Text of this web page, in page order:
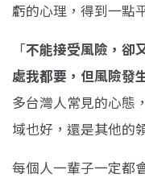
虧的心理，得到一點
「不能接受風險，卻
處我都要，但風險發
多台灣人常見的心態
域也好，還是其他的
每個人一輩子一定都